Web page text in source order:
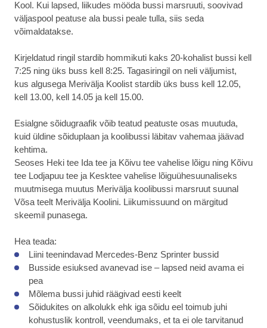
Kool. Kui lapsed, liikudes mööda bussi marsruuti, soovivad
väljaspool peatuse ala bussi peale tulla, siis seda
võimaldatakse.
Kirjeldatud ringil stardib hommikuti kaks 20-kohalist bussi kell
7:25 ning üks buss kell 8:25. Tagasiringil on neli väljumist,
kus algusega Merivälja Koolist stardib üks buss kell 12.05,
kell 13.00, kell 14.05 ja kell 15.00.
Esialgne sõidugraafik võib teatud peatuste osas muutuda,
kuid üldine sõiduplaan ja koolibussi läbitav vahemaa jäävad
kehtima.
Seoses Heki tee Ida tee ja Kõivu tee vahelise lõigu ning Kõivu
tee Lodjapuu tee ja Kesktee vahelise lõiguühesuunaliseks
muutmisega muutus Merivälja koolibussi marsruut suunal
Võsa teelt Merivälja Koolini. Liikumissuund on märgitud
skeemil punasega.
Hea teada:
Liini teenindavad Mercedes-Benz Sprinter bussid
Busside esiuksed avanevad ise – lapsed neid avama ei
pea
Mõlema bussi juhid räägivad eesti keelt
Sõidukites on alkolukk ehk iga sõidu eel toimub juhi
kohustuslik kontroll, veendumaks, et ta ei ole tarvitanud